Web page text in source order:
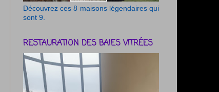
Découvrez ces 8 maisons légendaires qui
sont 9.
RESTAURATION DES BAIES VITRÉES